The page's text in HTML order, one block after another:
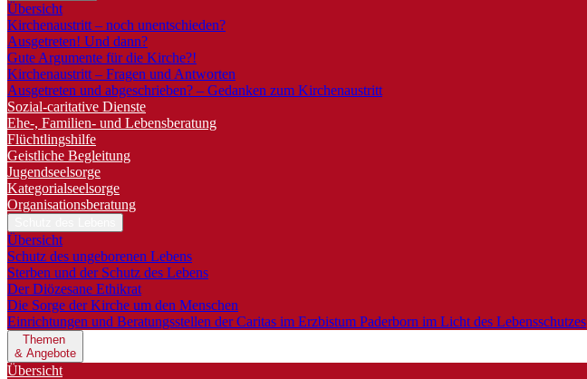
Übersicht
Kirchenaustritt – noch unentschieden?
Ausgetreten! Und dann?
Gute Argumente für die Kirche?!
Kirchenaustritt – Fragen und Antworten
Ausgetreten und abgeschrieben? – Gedanken zum Kirchenaustritt
Sozial-caritative Dienste
Ehe-, Familien- und Lebensberatung
Flüchtlingshilfe
Geistliche Begleitung
Jugendseelsorge
Kategorialseelsorge
Organisationsberatung
Übersicht
Schutz des ungeborenen Lebens
Sterben und der Schutz des Lebens
Der Diözesane Ethikrat
Die Sorge der Kirche um den Menschen
Einrichtungen und Beratungsstellen der Caritas im Erzbistum Paderborn im Licht des Lebensschutzes
Themen
& Angebote
Übersicht